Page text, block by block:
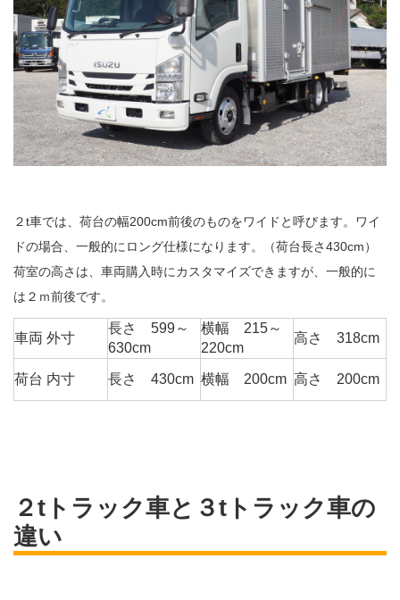
２t車では、荷台の幅200cm前後のものをワイドと呼びます。ワイ
ドの場合、一般的にロング仕様になります。（荷台長さ430cm）
荷室の高さは、車両購入時にカスタマイズできますが、一般的に
は２ｍ前後です。
車両 外寸
長さ 599～
630cm
横幅 215～
220cm
高さ 318cm
荷台 内寸 長さ 430cm 横幅 200cm 高さ 200cm
２tトラック車と３tトラック車の
違い